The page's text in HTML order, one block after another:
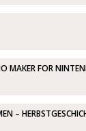
MAKER FOR
–